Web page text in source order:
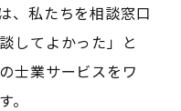
、私たちを相談窓口
してよかった」と
士業サービスをワ
。